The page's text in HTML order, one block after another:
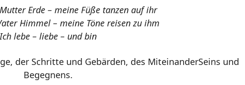
Erde – meine Füße tanzen auf ihr
Himmel – meine Töne reisen zu ihm
Ich lebe – liebe – und bin
der Schritte und Gebärden, des MiteinanderSeins und
Begegnens.